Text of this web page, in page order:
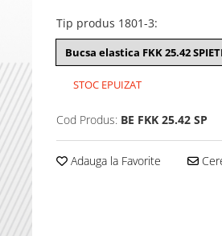
Tip produs 1801-3:
Bucsa elastica FKK 25.42
STOC EPUIZAT
Cod Produs: BE FKK 25.42 SP
Adauga la Favorite